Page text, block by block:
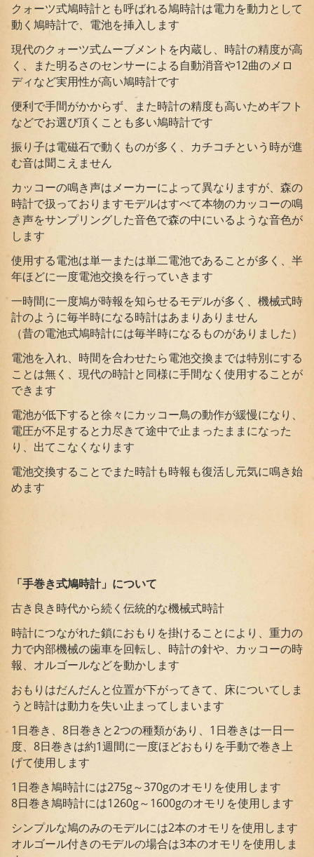
クォーツ式鳩時計とも呼ばれる鳩時計は電力を動力として
動く鳩時計で、電池を挿入します
現代のクォーツ式ムーブメントを内蔵し、時計の精度が高
く、また明るさのセンサーによる自動消音や12曲のメロ
ディなど実用性が高い鳩時計です
便利で手間がかからず、また時計の精度も高いためギフト
などでお選び頂くことも多い鳩時計です
振り子は電磁石で動くものが多く、カチコチという時が進
む音は聞こえません
カッコーの鳴き声はメーカーによって異なりますが、森の
時計で扱っておりますモデルはすべて本物のカッコーの鳴
き声をサンプリングした音色で森の中にいるような音色が
します
使用する電池は単一または単二電池であることが多く、半
年ほどに一度電池交換を行っていきます
一時間に一度鳩が時報を知らせるモデルが多く、機械式時
計のように毎半時になる時計はあまりありません
（昔の電池式鳩時計には毎半時になるものがありました）
電池を入れ、時間を合わせたら電池交換までは特別にする
ことは無く、現代の時計と同様に手間なく使用することが
できます
電池が低下すると徐々にカッコー鳥の動作が緩慢になり、
電圧が不足すると力尽きて途中で止まったままになった
り、出てこなくなります
電池交換することでまた時計も時報も復活し元気に鳴き始
めます
「手巻き式鳩時計」について
古き良き時代から続く伝統的な機械式時計
時計につながれた鎖におもりを掛けることにより、重力の
力で内部機械の歯車を回転し、時計の針や、カッコーの時
報、オルゴールなどを動かします
おもりはだんだんと位置が下がってきて、床についてしま
うと時計は動力を失い止まってしまいます
1日巻き、8日巻きと2つの種類があり、1日巻きは一日一
度、8日巻きは約1週間に一度ほどおもりを手動で巻き上
げて使用します
1日巻き鳩時計には275g～370gのオモリを使用します
8日巻き鳩時計には1260g～1600gのオモリを使用します
シンプルな鳩のみのモデルには2本のオモリを使用します
オルゴール付きのモデルの場合は3本のオモリを使用しま